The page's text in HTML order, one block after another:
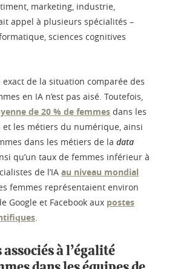
marketing, industrie,
appel à plusieurs spécialités –
sciences cognitives
de la situation comparée des
en IA n’est pas aisé. Toutefois,
de 20 % de femmes dans les
et les métiers du numérique, ainsi
dans les métiers de la data
qu’un taux de femmes inférieur à
de l’IA au niveau mondial
femmes représentaient environ
Google et Facebook aux postes
.
associés à l’égalité